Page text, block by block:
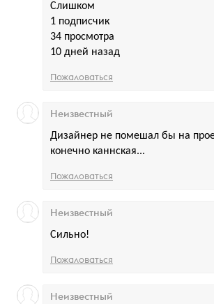
Слишком
1 подписчик
34 просмотра
10 дней назад
Пожаловаться
Дизайнер не помешал бы на
конечно каннская...
Неизвестный
Пожаловаться
Сильно!
Неизвестный
Пожаловаться
Неизвестный